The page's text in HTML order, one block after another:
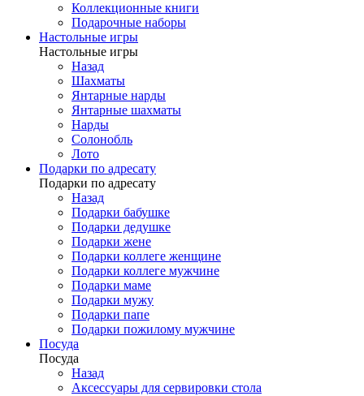
Коллекционные книги
Подарочные наборы
Настольные игры
Настольные игры
Назад
Шахматы
Янтарные нарды
Янтарные шахматы
Нарды
Солонобль
Лото
Подарки по адресату
Подарки по адресату
Назад
Подарки бабушке
Подарки дедушке
Подарки жене
Подарки коллеге женщине
Подарки коллеге мужчине
Подарки маме
Подарки мужу
Подарки папе
Подарки пожилому мужчине
Посуда
Посуда
Назад
Аксессуары для сервировки стола